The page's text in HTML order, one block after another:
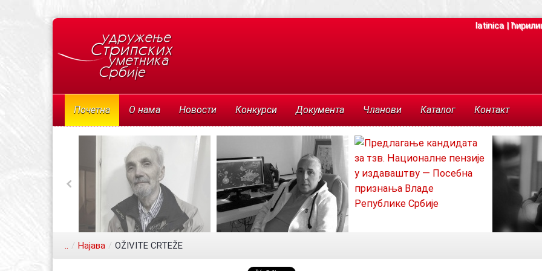
latinica|
Почетна О нама Новости Конкурси Документа Чланови Каталог Контакт
.. / Најава / OŽIVITE CRTEŽE